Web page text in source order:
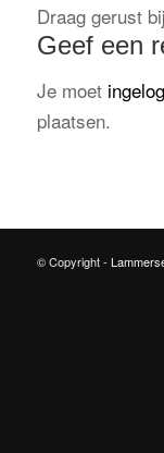
Draag gerust
Geef een
Je moet
plaatsen.
© Copyright -